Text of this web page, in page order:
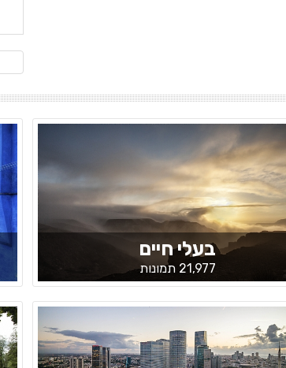
בעלי חיים
21,977 תמונות